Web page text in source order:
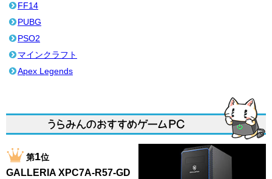
FF14
PUBG
PSO2
マインクラフト
Apex Legends
第1位
GALLERIA XPC7A-R57-GD